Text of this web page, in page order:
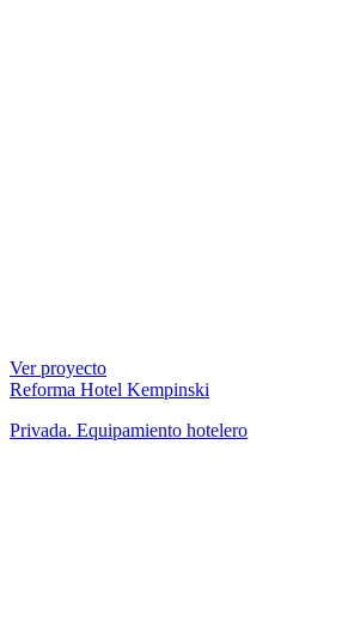
Ver proyecto
Reforma Hotel Kempinski
Privada. Equipamiento hotelero